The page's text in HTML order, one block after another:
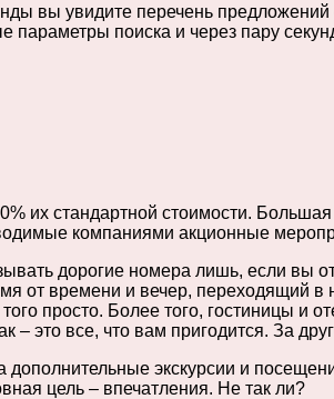
вы увидите перечень предложений
поиска и через пару
их стандартной стоимости.
компаниями акционные
дорогие номера лишь, если вы
от времени и вечер, переходящий
просто. Более того, гостиницы и
это все, что вам пригодится. За
экскурсии и
цель – впечатления. Не так ли?